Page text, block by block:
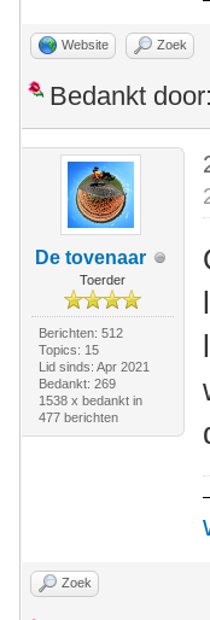
Website Zoek
Bedankt door:
De tovenaar
Toerder
Berichten: 512
Topics: 15
Lid sinds: Apr 2021
Bedankt: 269
1538 x bedankt in
477 berichten
Zoek